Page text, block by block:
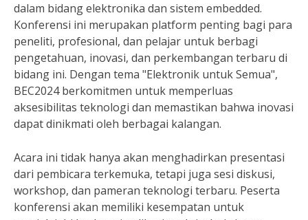
dalam bidang elektronika dan sistem embedded.
Konferensi ini merupakan platform penting bagi para
peneliti, profesional, dan pelajar untuk berbagi
pengetahuan, inovasi, dan perkembangan terbaru di
bidang ini. Dengan tema "Elektronik untuk Semua",
BEC2024 berkomitmen untuk memperluas
aksesibilitas teknologi dan memastikan bahwa inovasi
dapat dinikmati oleh berbagai kalangan.
Acara ini tidak hanya akan menghadirkan presentasi
dari pembicara terkemuka, tetapi juga sesi diskusi,
workshop, dan pameran teknologi terbaru. Peserta
konferensi akan memiliki kesempatan untuk